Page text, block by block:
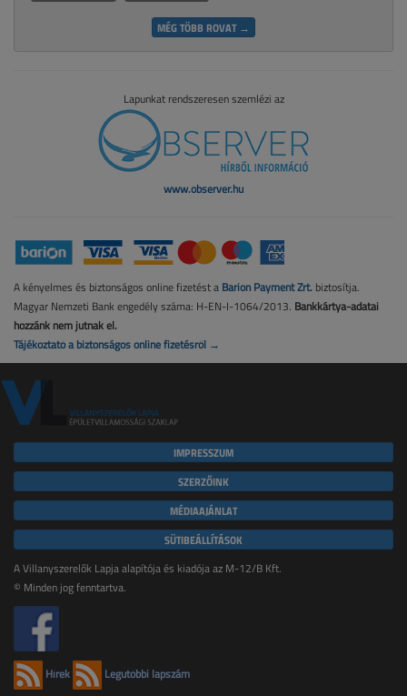
MÉG TÖBB ROVAT →
Lapunkat rendszeresen szemlézi az
www.observer.hu
A kényelmes és biztonságos online fizetést a Barion Payment Zrt. biztosítja.
Magyar Nemzeti Bank engedély száma: H-EN-I-1064/2013. Bankkártya-adatai
hozzánk nem jutnak el.
Tájékoztató a biztonságos online fizetésről →
IMPRESSZUM
SZERZŐINK
MÉDIAAJÁNLAT
SÜTIBEÁLLÍTÁSOK
A Villanyszerelők Lapja alapítója és kiadója az M-12/B Kft.
© Minden jog fenntartva.
Hírek Legutóbbi lapszám